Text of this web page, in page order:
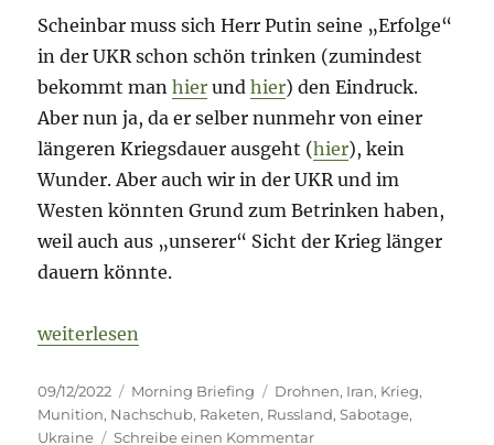
Scheinbar muss sich Herr Putin seine „Erfolge“
in der UKR schon schön trinken (zumindest
bekommt manhier undhier) den Eindruck.
Aber nun ja, da er selber nunmehr von einer
längeren Kriegsdauer ausgeht (hier), kein
Wunder. Aber auch wir in der UKR und im
Westen könnten Grund zum Betrinken haben,
weil auch aus „unserer“ Sicht der Krieg länger
dauern könnte.
„Fog of War – 9. Dezember 2022 – Tag 289“
weiterlesen
Veröffentlicht
am
09/12/2022 Kategorien
Morning Briefing Schlagwörter
Drohnen, Iran, Krieg,
Munition, Nachschub, Raketen, Russland,Sabotage,
Ukraine
Schreibe einen Kommentarzu